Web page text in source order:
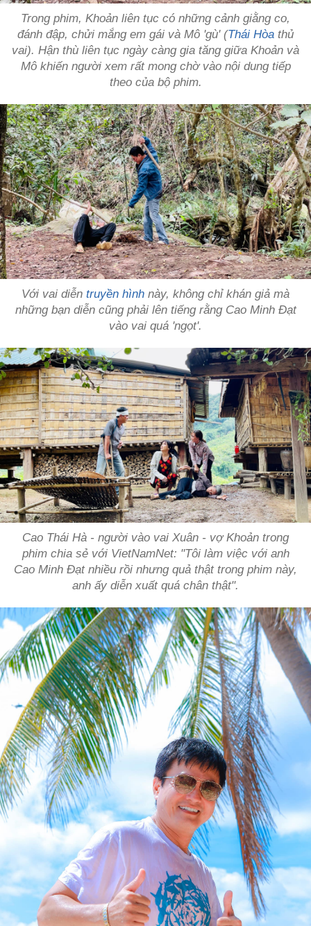
Trong phim, Khoản liên tục có những cảnh giằng co,
đánh đập, chửi mắng em gái và Mô 'gù' (Thái Hòa thủ
vai). Hận thù liên tục ngày càng gia tăng giữa Khoản và
Mô khiến người xem rất mong chờ vào nội dung tiếp
theo của bộ phim.
Với vai diễn truyền hình này, không chỉ khán giả mà
những bạn diễn cũng phải lên tiếng rằng Cao Minh Đạt
vào vai quá 'ngọt'.
Cao Thái Hà - người vào vai Xuân - vợ Khoản trong
phim chia sẻ với VietNamNet: "Tôi làm việc với anh
Cao Minh Đạt nhiều rồi nhưng quả thật trong phim này,
anh ấy diễn xuất quá chân thật".